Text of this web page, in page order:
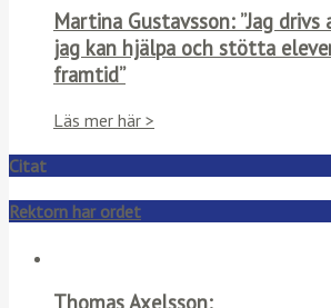
Martina Gustavsson: ”Jag
jag kan hjälpa och stötta
framtid”
Läs mer här >
Citat
Rektorn har ordet